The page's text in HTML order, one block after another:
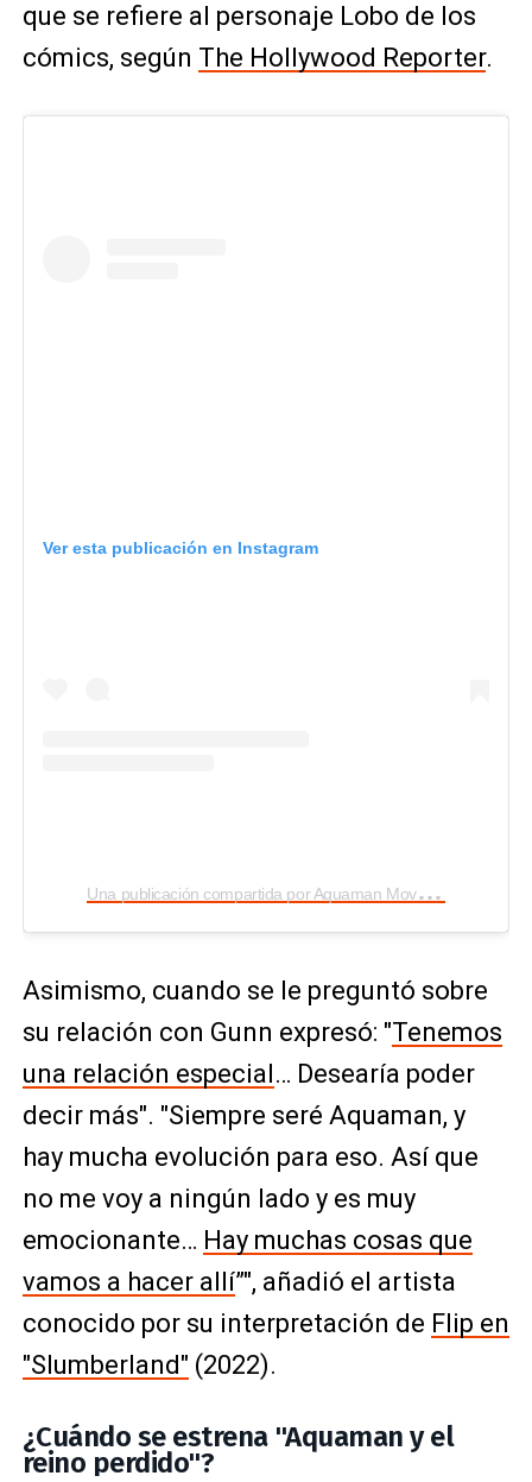
que se refiere al personaje Lobo de los
cómics, según The Hollywood Reporter.
Ver esta publicación en Instagram
U
na publicación compartida por Aquaman Movie (@aquamanmovie)
Asimismo, cuando se le preguntó sobre
su relación con Gunn expresó: "Tenemos
una relación especial… Desearía poder
decir más". "Siempre seré Aquaman, y
hay mucha evolución para eso. Así que
no me voy a ningún lado y es muy
emocionante… Hay muchas cosas que
vamos a hacer allí”", añadió el artista
conocido por su interpretación de Flip en
"Slumberland" (2022).
¿Cuándo se estrena "Aquaman y el
reino perdido"?